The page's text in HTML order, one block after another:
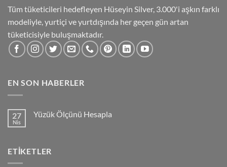
Tüm tüketicileri hedefleyen Hüseyin Silver, 3.000'i aşkın farklı
modeliyle, yurtiçi ve yurtdışında her geçen gün artan
tüketicisiyle buluşmaktadır.
EN SON HABERLER
27
Nis
Yüzük Ölçünü Hesapla
Hesapla
ETIKETLER